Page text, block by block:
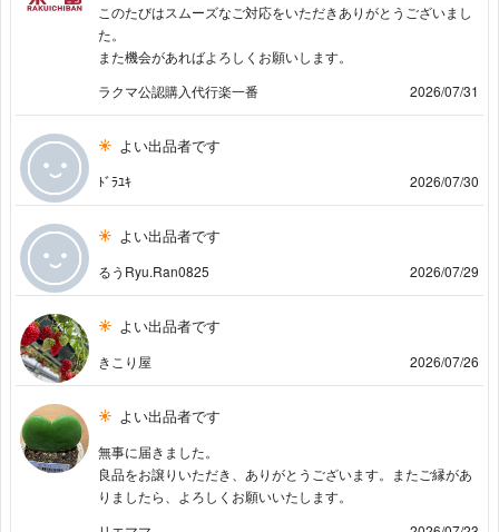
このたびはスムーズなご対応をいただきありがとうございまし
た。
また機会があればよろしくお願いします。
ラクマ公認購入代行楽一番
2026/07/31
よい出品者です
ﾄﾞﾗﾕｷ 2026/07/30
よい出品者です
るうRyu.Ran0825 2026/07/29
よい出品者です
きこり屋 2026/07/26
よい出品者です
無事に届きました。
良品をお譲りいただき、ありがとうございます。またご縁があ
りましたら、よろしくお願いいたします。